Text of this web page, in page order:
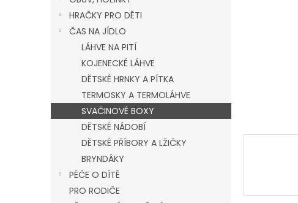
HRAČKY PRO DĚTI
ČAS NA JÍDLO
LÁHVE NA PITÍ
KOJENECKÉ LÁHVE
DĚTSKÉ HRNKY A PÍTKA
TERMOSKY A TERMOLÁHVE
SVAČINOVÉ BOXY
DĚTSKÉ NÁDOBÍ
DĚTSKÉ PŘÍBORY A LŽIČKY
BRYNDÁKY
PÉČE O DÍTĚ
PRO RODIČE